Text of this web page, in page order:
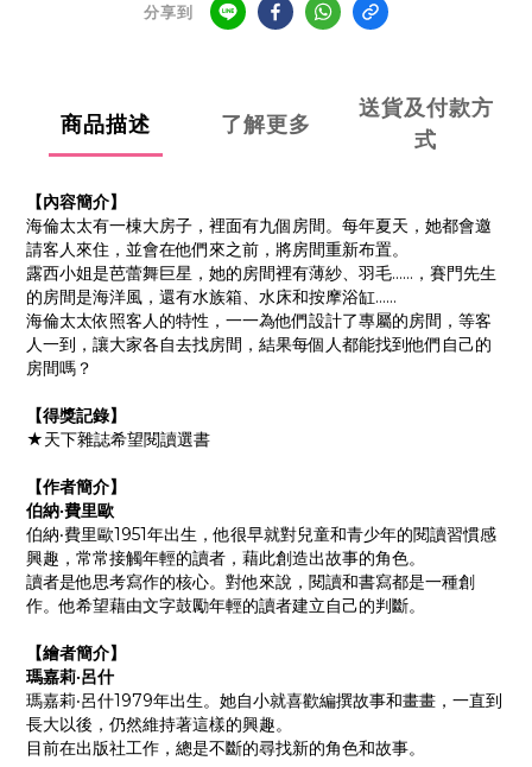
分享到
商品描述 了解更多
送貨及付款方
式
【內容簡介】
海倫太太有一棟大房子，裡面有九個房間。每年夏天，她都會邀
請客人來住，並會在他們來之前，將房間重新布置。
露西小姐是芭蕾舞巨星，她的房間裡有薄紗、羽毛……，賽門先生
的房間是海洋風，還有水族箱、水床和按摩浴缸……
海倫太太依照客人的特性，一一為他們設計了專屬的房間，等客
人一到，讓大家各自去找房間，結果每個人都能找到他們自己的
房間嗎？
【得獎記錄】
★天下雜誌希望閱讀選書
【作者簡介】
伯納‧費里歐
伯納‧費里歐1951年出生，他很早就對兒童和青少年的閱讀習慣感
興趣，常常接觸年輕的讀者，藉此創造出故事的角色。
讀者是他思考寫作的核心。對他來說，閱讀和書寫都是一種創
作。他希望藉由文字鼓勵年輕的讀者建立自己的判斷。
【繪者簡介】
瑪嘉莉‧呂什
瑪嘉莉‧呂什1979年出生。她自小就喜歡編撰故事和畫畫，一直到
長大以後，仍然維持著這樣的興趣。
目前在出版社工作，總是不斷的尋找新的角色和故事。